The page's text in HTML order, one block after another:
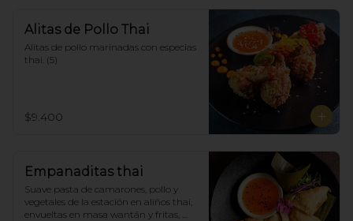
Alitas de Pollo Thai
Alitas de pollo marinadas con especias
thai. (5)
$9.400
Empanaditas thai
Suave pasta de camarones, pollo y
vegetales de la estación en aliños thai,
envueltas en masa wantán y fritas,